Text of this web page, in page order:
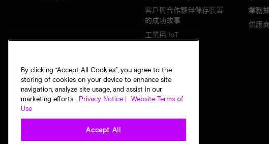
客戶與合作夥伴儲存裝置
的成功故事
工業用 IoT
業務
供應商
By clicking “Accept All Cookies”, you agree to the
storing of cookies on your device to enhance site
navigation, analyze site usage, and assist in our
marketing efforts.
Privacy Notice |
Website Terms of
Use
Accept All